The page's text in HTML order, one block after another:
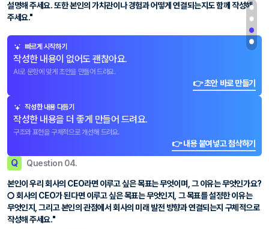
설명해 주세요. 또한 본인의 가치관이나 경험과 어떻게 연결되는지도 함께 작성해
주세요."
빠르게 시작하기
작성한 내용이 없어도 괜찮아요.
AI로 문항에 맞게 초안을 만들어 드려요.
👉 초안 바로 만들기
작성한 내용 다듬기
작성한 내용을 더 좋게 만들어 드려요.
구조와 표현을 구체적으로 개선해 드려요.
👉 내용 붙여넣고 첨삭하기
Q Question 04.
본인이 우리 회사의 CEO라면 이루고 싶은 목표는 무엇이며, 그 이유는 무엇인가요?
○ 회사의 CEO가 된다면 이루고 싶은 목표는 무엇인지, 그 목표를 설정한 이유는
무엇인지, 그리고 본인의 관점에서 회사의 미래 발전 방향과 연결되는지 구체적으로
작성해 주세요."